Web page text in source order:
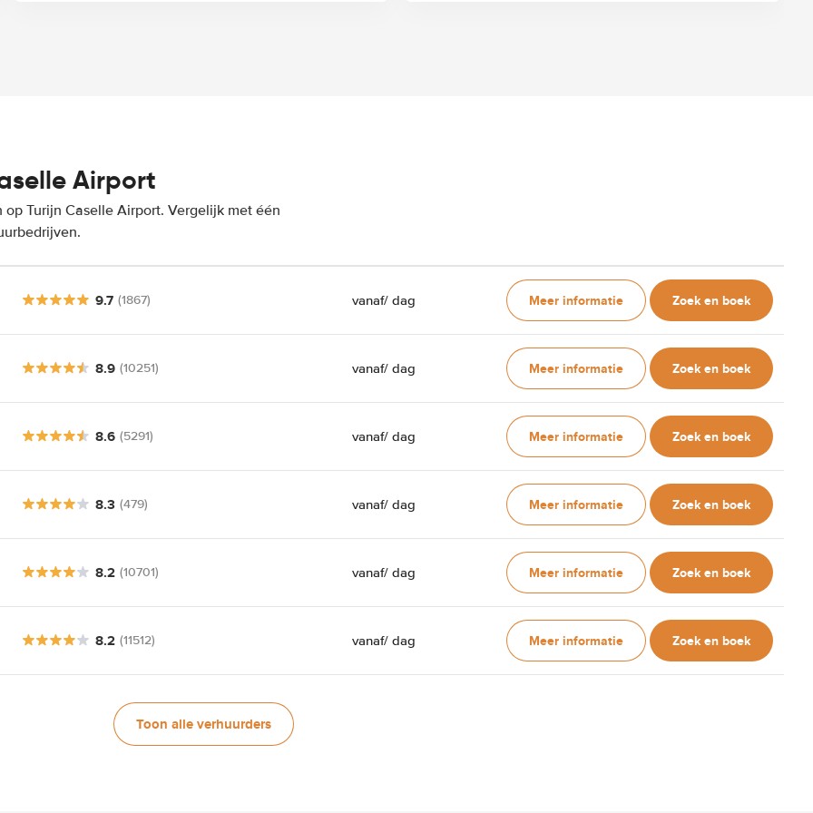
Airport
Turijn Caselle Airport. Vergelijk met één
9.7 (1867) vanaf/ dag Meer informatie Zoek en boek
8.9 (10251) vanaf/ dag Meer informatie Zoek en boek
8.6 (5291) vanaf/ dag Meer informatie Zoek en boek
8.3 (479) vanaf/ dag Meer informatie Zoek en boek
8.2 (10701) vanaf/ dag Meer informatie Zoek en boek
8.2 (11512) vanaf/ dag Meer informatie Zoek en boek
Toon alle verhuurders